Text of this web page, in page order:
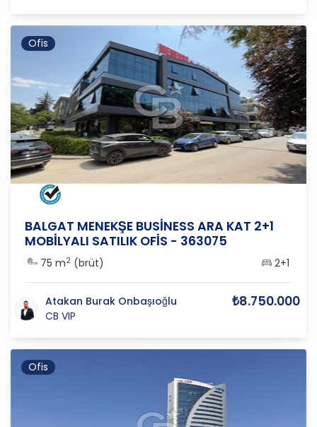
Ofis
BALGAT MENEKŞE BUSİNESS ARA KAT 2+1
MOBİLYALI SATILIK OFİS - 363075
75 m2 (brüt) 2+1
Atakan Burak Onbaşıoğlu
CB VIP
₺8.750.000
Ofis